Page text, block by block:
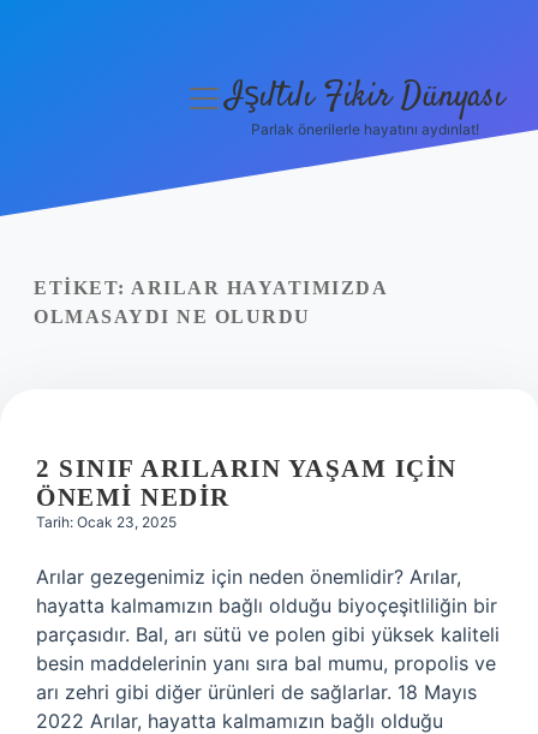
Yasal Uyarı
menüyüIşıltılı Fikir Dünyası
Parlak önerilerle hayatını aydınlat!
ETIKET: ARILAR HAYATIMIZDA
OLMASAYDI NE OLURDU
2 SINIF ARILARIN YAŞAM IÇIN
ÖNEMI NEDIR
Tarih: Ocak 23, 2025
Arılar gezegenimiz için neden önemlidir? Arılar,
hayatta kalmamızın bağlı olduğu biyoçeşitliliğin bir
parçasıdır. Bal, arı sütü ve polen gibi yüksek kaliteli
besin maddelerinin yanı sıra bal mumu, propolis ve
arı zehri gibi diğer ürünleri de sağlarlar. 18 Mayıs
2022 Arılar, hayatta kalmamızın bağlı olduğu